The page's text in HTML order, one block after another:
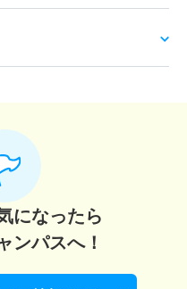
になったら
ンパスへ！